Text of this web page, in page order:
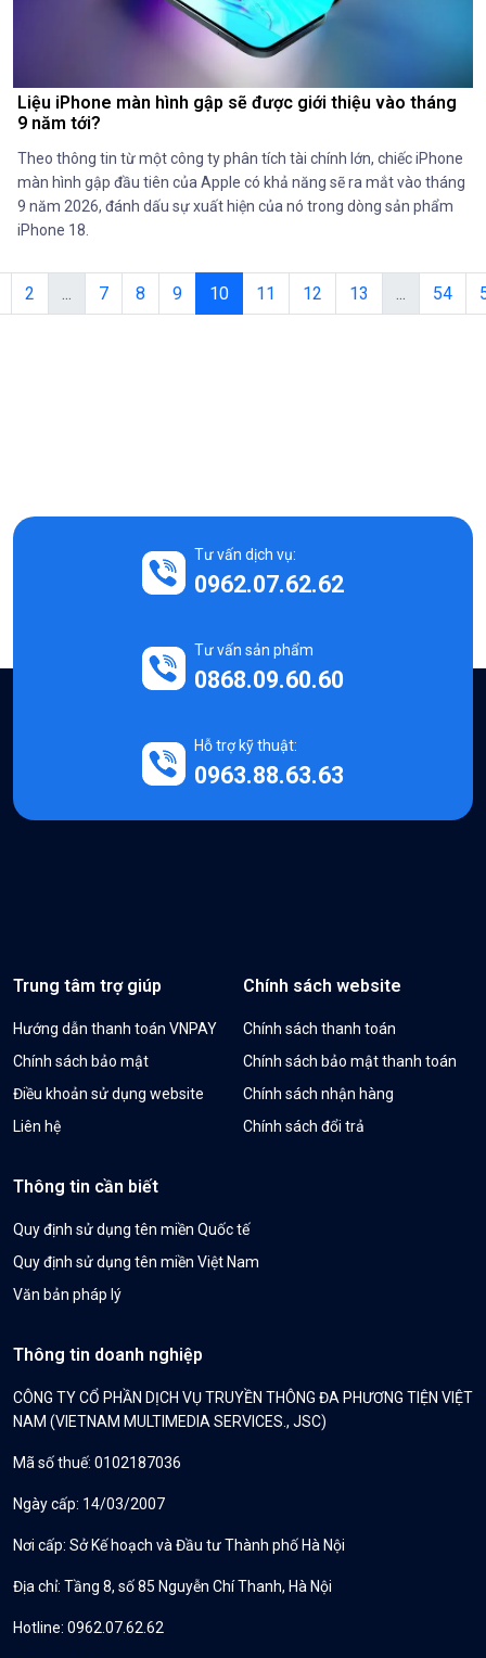
Liệu iPhone màn hình gập sẽ được giới thiệu vào tháng
9 năm tới?
Theo thông tin từ một công ty phân tích tài chính lớn, chiếc iPhone
màn hình gập đầu tiên của Apple có khả năng sẽ ra mắt vào tháng
9 năm 2026, đánh dấu sự xuất hiện của nó trong dòng sản phẩm
iPhone 18.
2 ... 7 8 9 10 11 12 13 ... 54
Tư vấn dịch vụ:
0962.07.62.62
Tư vấn sản phẩm
0868.09.60.60
Hỗ trợ kỹ thuật:
0963.88.63.63
Trung tâm trợ giúp
Hướng dẫn thanh toán VNPAY
Chính sách bảo mật
Điều khoản sử dụng website
Liên hệ
Chính sách website
Chính sách thanh toán
Chính sách bảo mật thanh toán
Chính sách nhận hàng
Chính sách đổi trả
Thông tin cần biết
Quy định sử dụng tên miền Quốc tế
Quy định sử dụng tên miền Việt Nam
Văn bản pháp lý
Thông tin doanh nghiệp
CÔNG TY CỔ PHẦN DỊCH VỤ TRUYỀN THÔNG ĐA PHƯƠNG TIỆN VIỆT
NAM (VIETNAM MULTIMEDIA SERVICES., JSC)
Mã số thuế: 0102187036
Ngày cấp: 14/03/2007
Nơi cấp: Sở Kế hoạch và Đầu tư Thành phố Hà Nội
Địa chỉ: Tầng 8, số 85 Nguyễn Chí Thanh, Hà Nội
Hotline: 0962.07.62.62